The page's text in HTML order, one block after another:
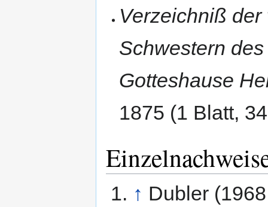
Verzeichniß
Schwestern
Gotteshause
1875 (1 Blatt,
↑ Dubler